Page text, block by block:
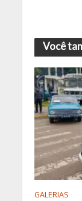
Você
GALERIAS